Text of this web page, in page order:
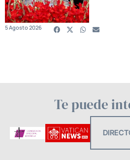
5 Agosto 2026
Te puede